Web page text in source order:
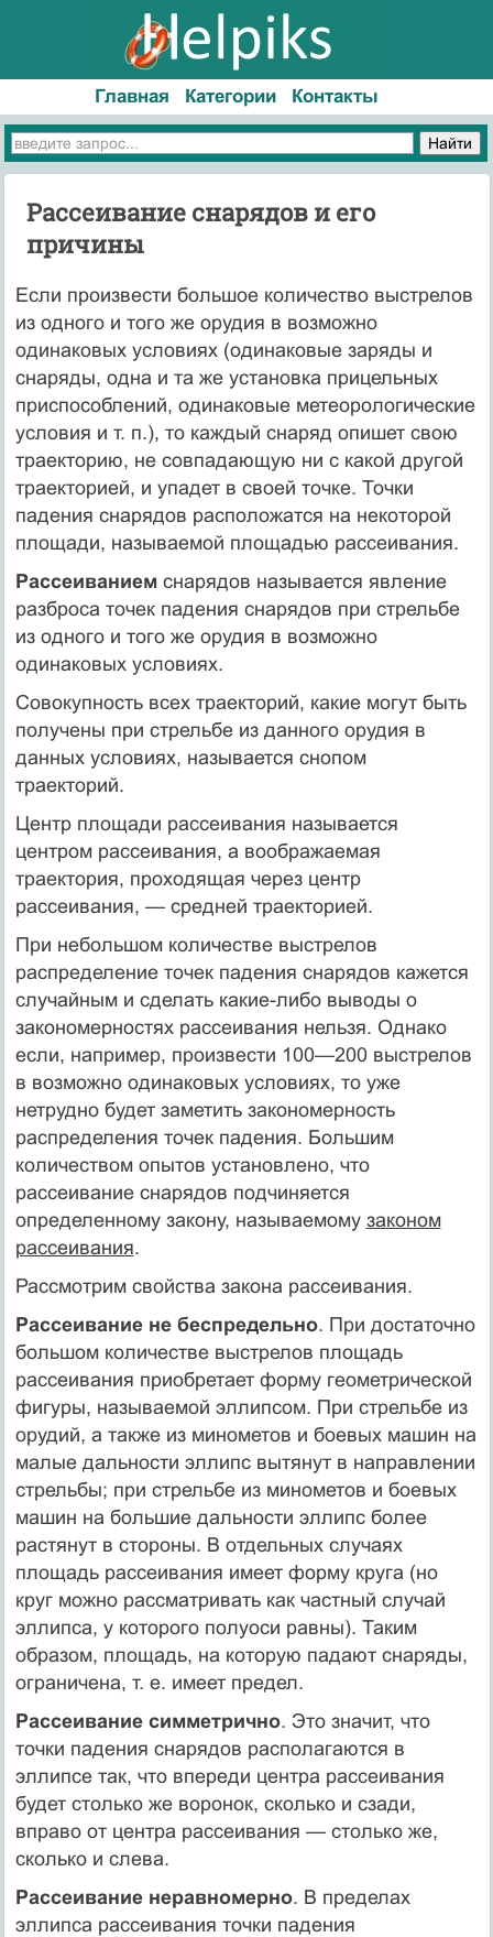
Главная Категории Контакты
Рассеивание снарядов и его
причины
Если произвести большое количество выстрелов
из одного и того же орудия в возможно
одинаковых условиях (одинаковые заряды и
снаряды, одна и та же установка прицельных
приспособлений, одинаковые метеорологические
условия и т. п.), то каждый снаряд опишет свою
траекторию, не совпадающую ни с какой другой
траекторией, и упадет в своей точке. Точки
падения снарядов расположатся на некоторой
площади, называемой площадью рассеивания.
Рассеиваниемснарядов называется явление
разброса точек падения снарядов при стрельбе
из одного и того же орудия в возможно
одинаковых условиях.
Совокупность всех траекторий, какие могут быть
получены при стрельбе из данного орудия в
данных условиях, называется снопом
траекторий.
Центр площади рассеивания называется
центром рассеивания, а воображаемая
траектория, проходящая через центр
рассеивания, — средней траекторией.
При небольшом количестве выстрелов
распределение точек падения снарядов кажется
случайным и сделать какие-либо выводы о
закономерностях рассеивания нельзя. Однако
если, например, произвести 100—200 выстрелов
в возможно одинаковых условиях, то уже
нетрудно будет заметить закономерность
распределения точек падения. Большим
количеством опытов установлено, что
рассеивание снарядов подчиняется
определенному закону, называемому законом
рассеивания.
Рассмотрим свойства закона рассеивания.
Рассеивание не беспредельно. При достаточно
большом количестве выстрелов площадь
рассеивания приобретает форму геометрической
фигуры, называемой эллипсом. При стрельбе из
орудий, а также из минометов и боевых машин на
малые дальности эллипс вытянут в направлении
стрельбы; при стрельбе из минометов и боевых
машин на большие дальности эллипс более
растянут в стороны. В отдельных случаях
площадь рассеивания имеет форму круга (но
круг можно рассматривать как частный случай
эллипса, у которого полуоси равны). Таким
образом, площадь, на которую падают снаряды,
ограничена, т. е. имеет предел.
Рассеивание симметрично. Это значит, что
точки падения снарядов располагаются в
эллипсе так, что впереди центра рассеивания
будет столько же воронок, сколько и сзади,
вправо от центра рассеивания — столько же,
сколько и слева.
Рассеивание неравномерно. В пределах
эллипса рассеивания точки падения